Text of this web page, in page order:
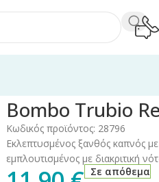
Bombo Trubio
Κωδικός προϊόντος: 28796
Εκλεπτυσμένος ξανθός καπνός
εμπλουτισμένος με διακριτική
Σε απόθεμα